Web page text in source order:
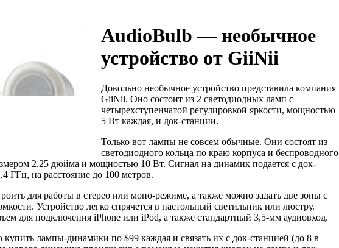
AudioBulb — необычное
устройство от GiiNii
Довольно необычное устройство представила компания
GiiNii. Оно состоит из 2 светодиодных ламп с
четырехступенчатой регулировкой яркости, мощностью
5 Вт каждая, и док-станции.
Только вот лампы не совсем обычные. Они состоят из
светодиодного кольца по краю корпуса и беспроводного
2,25 дюйма и мощностью 10 Вт. Сигнал на динамик подается с док-
ГГц, на расстояние до 100 метров.
для работы в стерео или моно-режиме, а также можно задать две зоны с
Устройство легко спрячется в настольный светильник или люстру.
для подключения iPhone или iPod, а также стандартный 3,5-мм аудиовход.
лампы-динамики по $99 каждая и связать их с док-станцией (до 8 в